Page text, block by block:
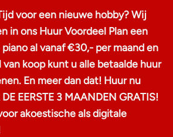
voor een nieuwe hobby? Wij
in ons Huur Voordeel Plan een
al vanaf €30,- per maand en
van koop kunt u alle betaalde huur
En meer dan dat! Huur nu
EERSTE 3 MAANDEN GRATIS!
akoestische als digitale